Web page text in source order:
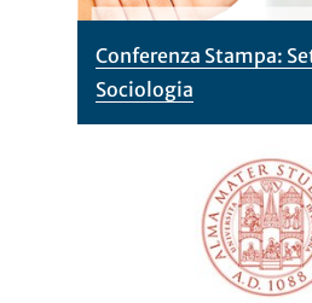
Conferenza Stampa:
Sociologia